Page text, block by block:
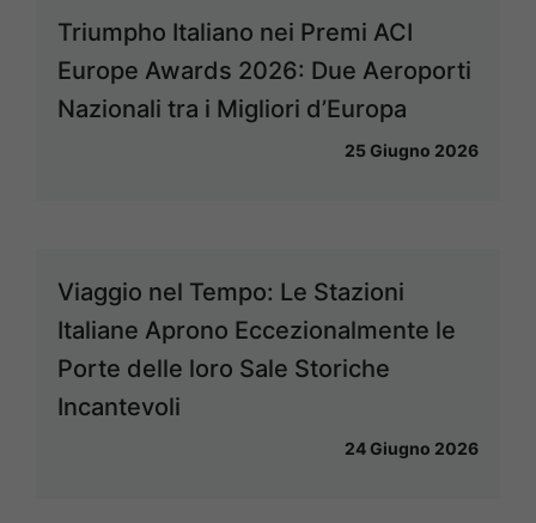
Triumpho Italiano nei Premi ACI
Europe Awards 2026: Due Aeroporti
Nazionali tra i Migliori d’Europa
25 Giugno 2026
Viaggio nel Tempo: Le Stazioni
Italiane Aprono Eccezionalmente le
Porte delle loro Sale Storiche
Incantevoli
24 Giugno 2026